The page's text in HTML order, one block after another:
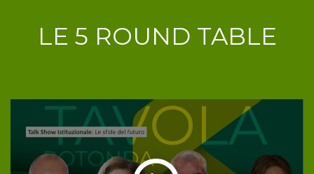
LE 5 ROUND TABLE